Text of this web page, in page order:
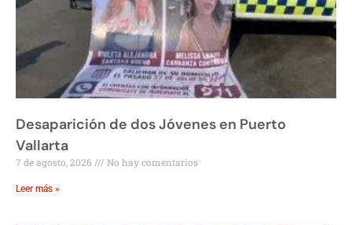
Desaparición de dos Jóvenes en Puerto
Vallarta
7 de agosto, 2026 No hay comentarios
Leer más »